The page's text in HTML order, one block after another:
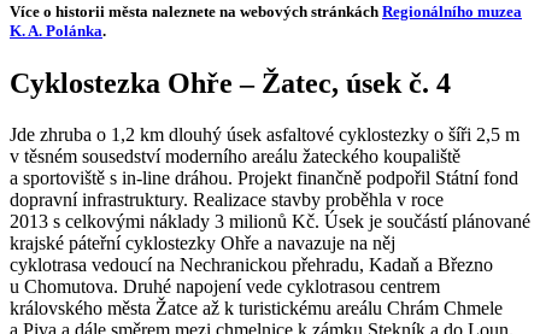
Více o historii města naleznete na webových stránkách Regionálního muzea
K. A. Polánka.
Cyklostezka Ohře – Žatec, úsek č. 4
Jde zhruba o 1,2 km dlouhý úsek asfaltové cyklostezky o šíři 2,5 m
v těsném sousedství moderního areálu žateckého koupaliště
a sportoviště s in-line dráhou. Projekt finančně podpořil Státní fond
dopravní infrastruktury. Realizace stavby proběhla v roce
2013 s celkovými náklady 3 milionů Kč. Úsek je součástí plánované
krajské páteřní cyklostezky Ohře a navazuje na něj
cyklotrasa vedoucí na Nechranickou přehradu, Kadaň a Březno
u Chomutova. Druhé napojení vede cyklotrasou centrem
královského města Žatce až k turistickému areálu Chrám Chmele
a Piva a dále směrem mezi chmelnice k zámku Stekník a do Loun.